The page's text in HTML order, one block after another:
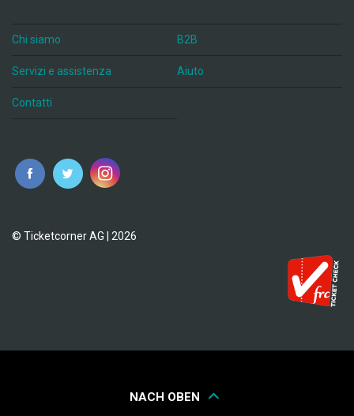
Chi siamo B2B
Servizi e assistenza Aiuto
Contatti
© Ticketcorner AG | 2026
NACH OBEN